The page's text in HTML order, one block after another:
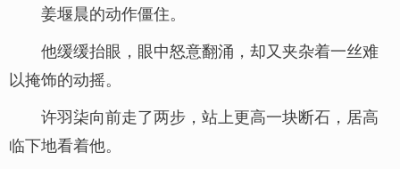
姜堰晨的动作僵住。
他缓缓抬眼，眼中怒意翻涌，却又夹杂着一丝难
以掩饰的动摇。
许羽柒向前走了两步，站上更高一块断石，居高
临下地看着他。